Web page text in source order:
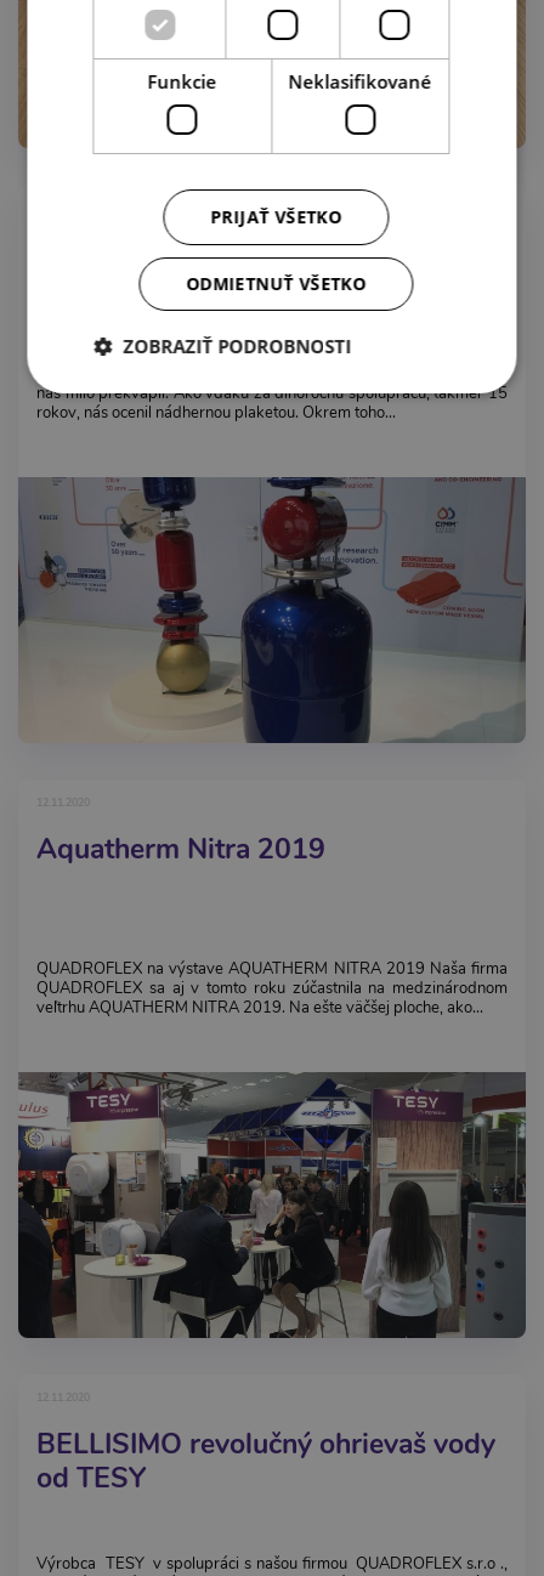
Výstava MCE 2018 Miláno - CIM
nás milo prekvapil. Ako vďaku za dlhoročnú spoluprácu, takmer 15
rokov, nás ocenil nádhernou plaketou. Okrem toho...
Aquatherm Nitra 2019
QUADROFLEX na výstave AQUATHERM NITRA 2019 Naša firma
QUADROFLEX sa aj v tomto roku zúčastnila na medzinárodnom
veľtrhu AQUATHERM NITRA 2019. Na ešte väčšej ploche, ako...
BELLISIMO revolučný ohrievaš vody
od TESY
Výrobca TESY v spolupráci s našou firmou QUADROFLEX s.r.o .,
Funkcie Neklasifikované
PRIJAŤ VŠETKO
ODMIETNUŤ VŠETKO
ZOBRAZIŤ PODROBNOSTI